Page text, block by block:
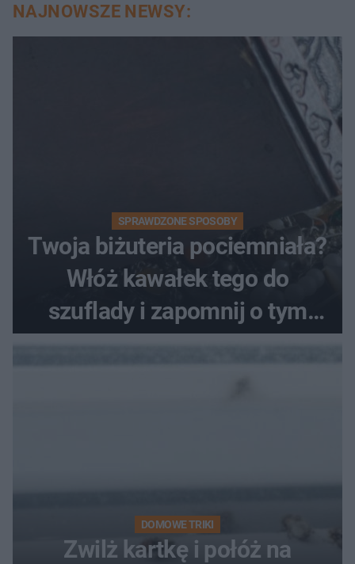
NAJNOWSZE NEWSY:
SPRAWDZONE SPOSOBY
Twoja biżuteria pociemniała?
Włóż kawałek tego do
szuflady i zapomnij o tym
problemie. Sposób na
DOMOWE TRIKI
Zwilż kartkę i połóż na